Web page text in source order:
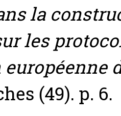
la
les
(49). p. 6.